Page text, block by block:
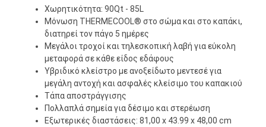
Χωρητικότητα: 90Qt - 85L
Μόνωση THERMECOOL® στο σώμα και στο καπάκι,
διατηρεί τον πάγο 5 ημέρες
Μεγάλοι τροχοί και τηλεσκοπική λαβή για εύκολη
μεταφορά σε κάθε είδος εδάφους
Υβριδικό κλείστρο με ανοξείδωτο μεντεσέ για
μεγάλη αντοχή και ασφαλές κλείσιμο του καπακιού
Τάπα αποστράγγισης
Πολλαπλά σημεία για δέσιμο και στερέωση
Εξωτερικές διαστάσεις: 81,00 x 43.99 x 48,00 cm